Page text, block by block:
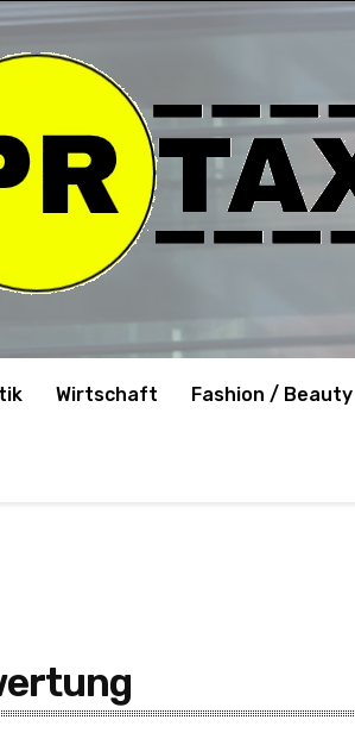
Wirtschaft Fashion / Beauty